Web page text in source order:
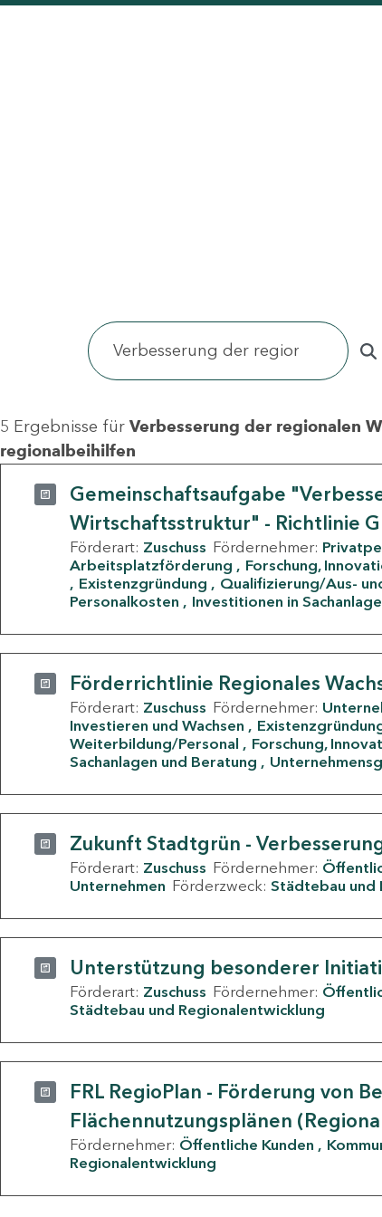
5 Ergebnisse für Verbesserung der regionalen
regionalbeihilfen
Gemeinschaftsaufgabe
Wirtschaftsstruktur" - Richtlinie
Förderart: Zuschuss Fördernehmer:
Arbeitsplatzförderung
Forschung,
Existenzgründung
Qualifizierung/Aus-
Personalkosten
Investitionen in
Förderrichtlinie Regionales
Förderart: Zuschuss Fördernehmer:
Investieren und Wachsen
Weiterbildung/Personal
Forschung,
Sachanlagen und Beratung
Zukunft Stadtgrün -
Förderart: Zuschuss Fördernehmer:
Unternehmen Förderzweck: Städtebau und
Unterstützung besonderer
Förderart: Zuschuss Fördernehmer:
Städtebau und Regionalentwicklung
FRL RegioPlan - Förderung von
Flächennutzungsplänen
Fördernehmer: Öffentliche Kunden
Regionalentwicklung